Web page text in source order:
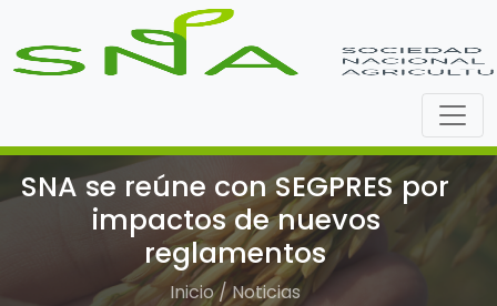
SNA se reúne con SEGPRES por
impactos de nuevos
reglamentos
Inicio / Noticias